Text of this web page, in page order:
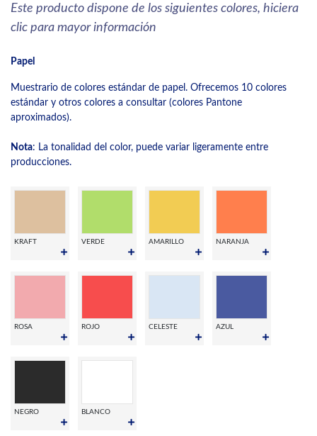
Este producto dispone de los siguientes colores, hiciera
clic para mayor información
Papel
Muestrario de colores estándar de papel. Ofrecemos 10 colores
estándar y otros colores a consultar (colores Pantone
aproximados).
Nota: La tonalidad del color, puede variar ligeramente entre
producciones.
KRAFT VERDE AMARILLO NARANJA
ROSA ROJO CELESTE AZUL
NEGRO BLANCO